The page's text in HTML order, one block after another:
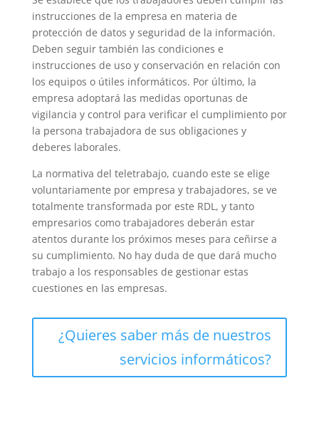
instrucciones de la empresa en materia de
protección de datos y seguridad de la información.
Deben seguir también las condiciones e
instrucciones de uso y conservación en relación con
los equipos o útiles informáticos. Por último, la
empresa adoptará las medidas oportunas de
vigilancia y control para verificar el cumplimiento por
la persona trabajadora de sus obligaciones y
deberes laborales.
La normativa del teletrabajo, cuando este se elige
voluntariamente por empresa y trabajadores, se ve
totalmente transformada por este RDL, y tanto
empresarios como trabajadores deberán estar
atentos durante los próximos meses para ceñirse a
su cumplimiento. No hay duda de que dará mucho
trabajo a los responsables de gestionar estas
cuestiones en las empresas.
¿Quieres saber más de nuestros
servicios informáticos?